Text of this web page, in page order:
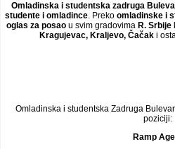
Omladinska i studentska zadruga
studente i omladince. Preko omladinske i
oglas za posao u svim gradovima R. Srbije
Kragujevac, Kraljevo, Čačak i
Omladinska i studentska Zadruga
poziciji:
Ramp